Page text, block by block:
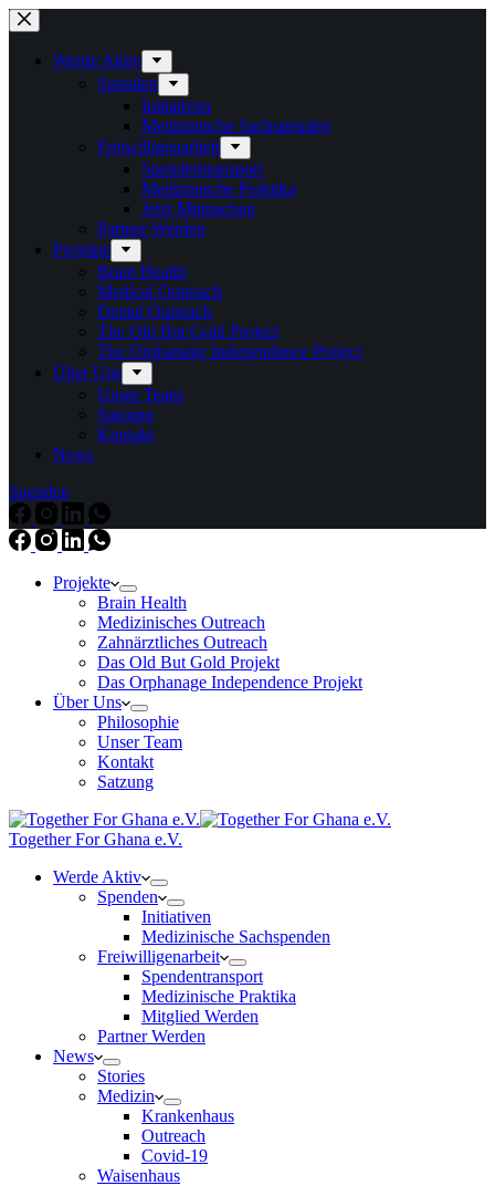
Zum
Inhalt
springenWerde Aktiv
Spenden
Initiativen
Medizinische Sachspenden
Freiwilligenarbeit
Spendentransport
Medizinische Praktika
Jetzt Mitmachen
Partner Werden
Projekte
Brain Health
Medical Outreach
Dental Outreach
The Old But Gold Project
The Orphanage Independence Project
Über Uns
Unser Team
Satzung
Kontakt
News
Spenden
Projekte
Brain Health
Medizinisches Outreach
Zahnärztliches Outreach
Das Old But Gold Projekt
Das Orphanage Independence Projekt
Über Uns
Philosophie
Unser Team
Kontakt
Satzung
Together For Ghana e.V.
Werde Aktiv
Spenden
Initiativen
Medizinische Sachspenden
Freiwilligenarbeit
Spendentransport
Medizinische Praktika
Mitglied Werden
Partner Werden
News
Stories
Medizin
Krankenhaus
Outreach
Covid-19
Waisenhaus